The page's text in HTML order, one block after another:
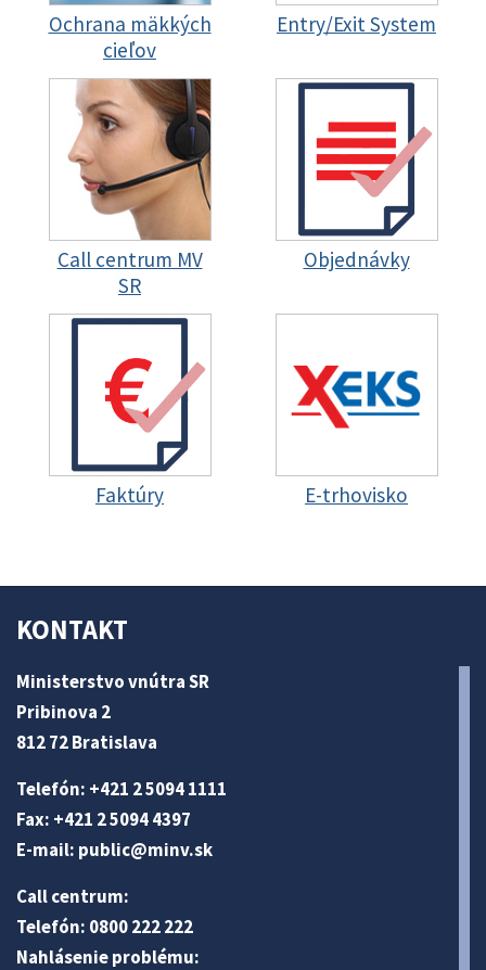
Ochrana mäkkých
cieľov
Entry/Exit System
Call centrum MV
SR
Objednávky
Faktúry E-trhovisko
KONTAKT
Ministerstvo vnútra SR
Pribinova 2
812 72 Bratislava
Telefón: +421 2 5094 1111
Fax: +421 2 5094 4397
E-mail: public@minv.sk
Call centrum:
Telefón: 0800 222 222
Nahlásenie problému: